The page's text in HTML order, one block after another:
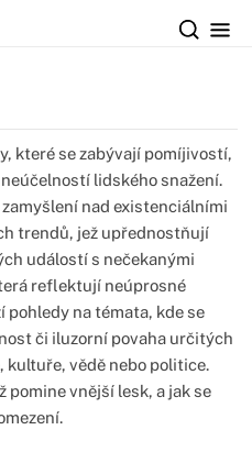
které se zabývají pomíjivostí,
lidského snažení.
nad existenciálními
trendů, jež upřednostňují
událostí s nečekanými
reflektují neúprosné
pohledy na témata, kde se
či iluzorní povaha určitých
kultuře, vědě nebo politice.
pomine vnější lesk, a jak se